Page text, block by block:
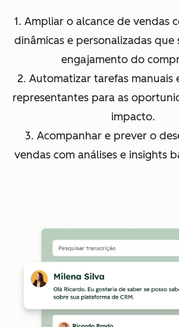
1. Ampliar o alcance de vendas
dinâmicas e personalizadas que
engajamento do
2. Automatizar tarefas manuais
representantes para as
impacto.
3. Acompanhar e prever o
vendas com análises e insights